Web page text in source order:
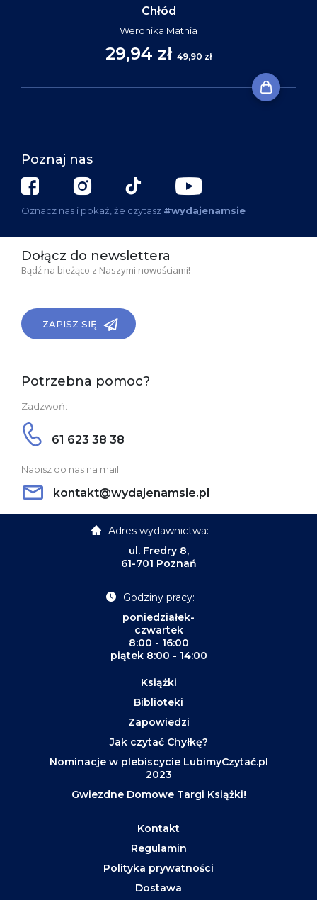
Chłód
Weronika Mathia
29,94 zł 49,90 zł
Poznaj nas
Oznacz nas i pokaż, że czytasz #wydajenamsie
Dołącz do newslettera
Bądź na bieżąco z Naszymi nowościami!
ZAPISZ SIĘ
Potrzebna pomoc?
Zadzwoń:
61 623 38 38
Napisz do nas na mail:
kontakt@wydajenamsie.pl
Adres wydawnictwa:
ul. Fredry 8,
61-701 Poznań
Godziny pracy:
poniedziałek-
czwartek
8:00 - 16:00
piątek 8:00 - 14:00
Książki
Biblioteki
Zapowiedzi
Jak czytać Chyłkę?
Nominacje w plebiscycie LubimyCzytać.pl
2023
Gwiezdne Domowe Targi Książki!
Kontakt
Regulamin
Polityka prywatności
Dostawa